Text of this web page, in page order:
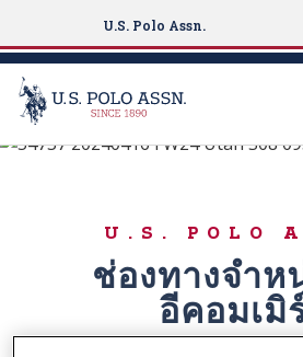
U.S. Polo Assn.
Buy Online
U.S. POLO
ช่องทางจำห
อีคอมเมิ